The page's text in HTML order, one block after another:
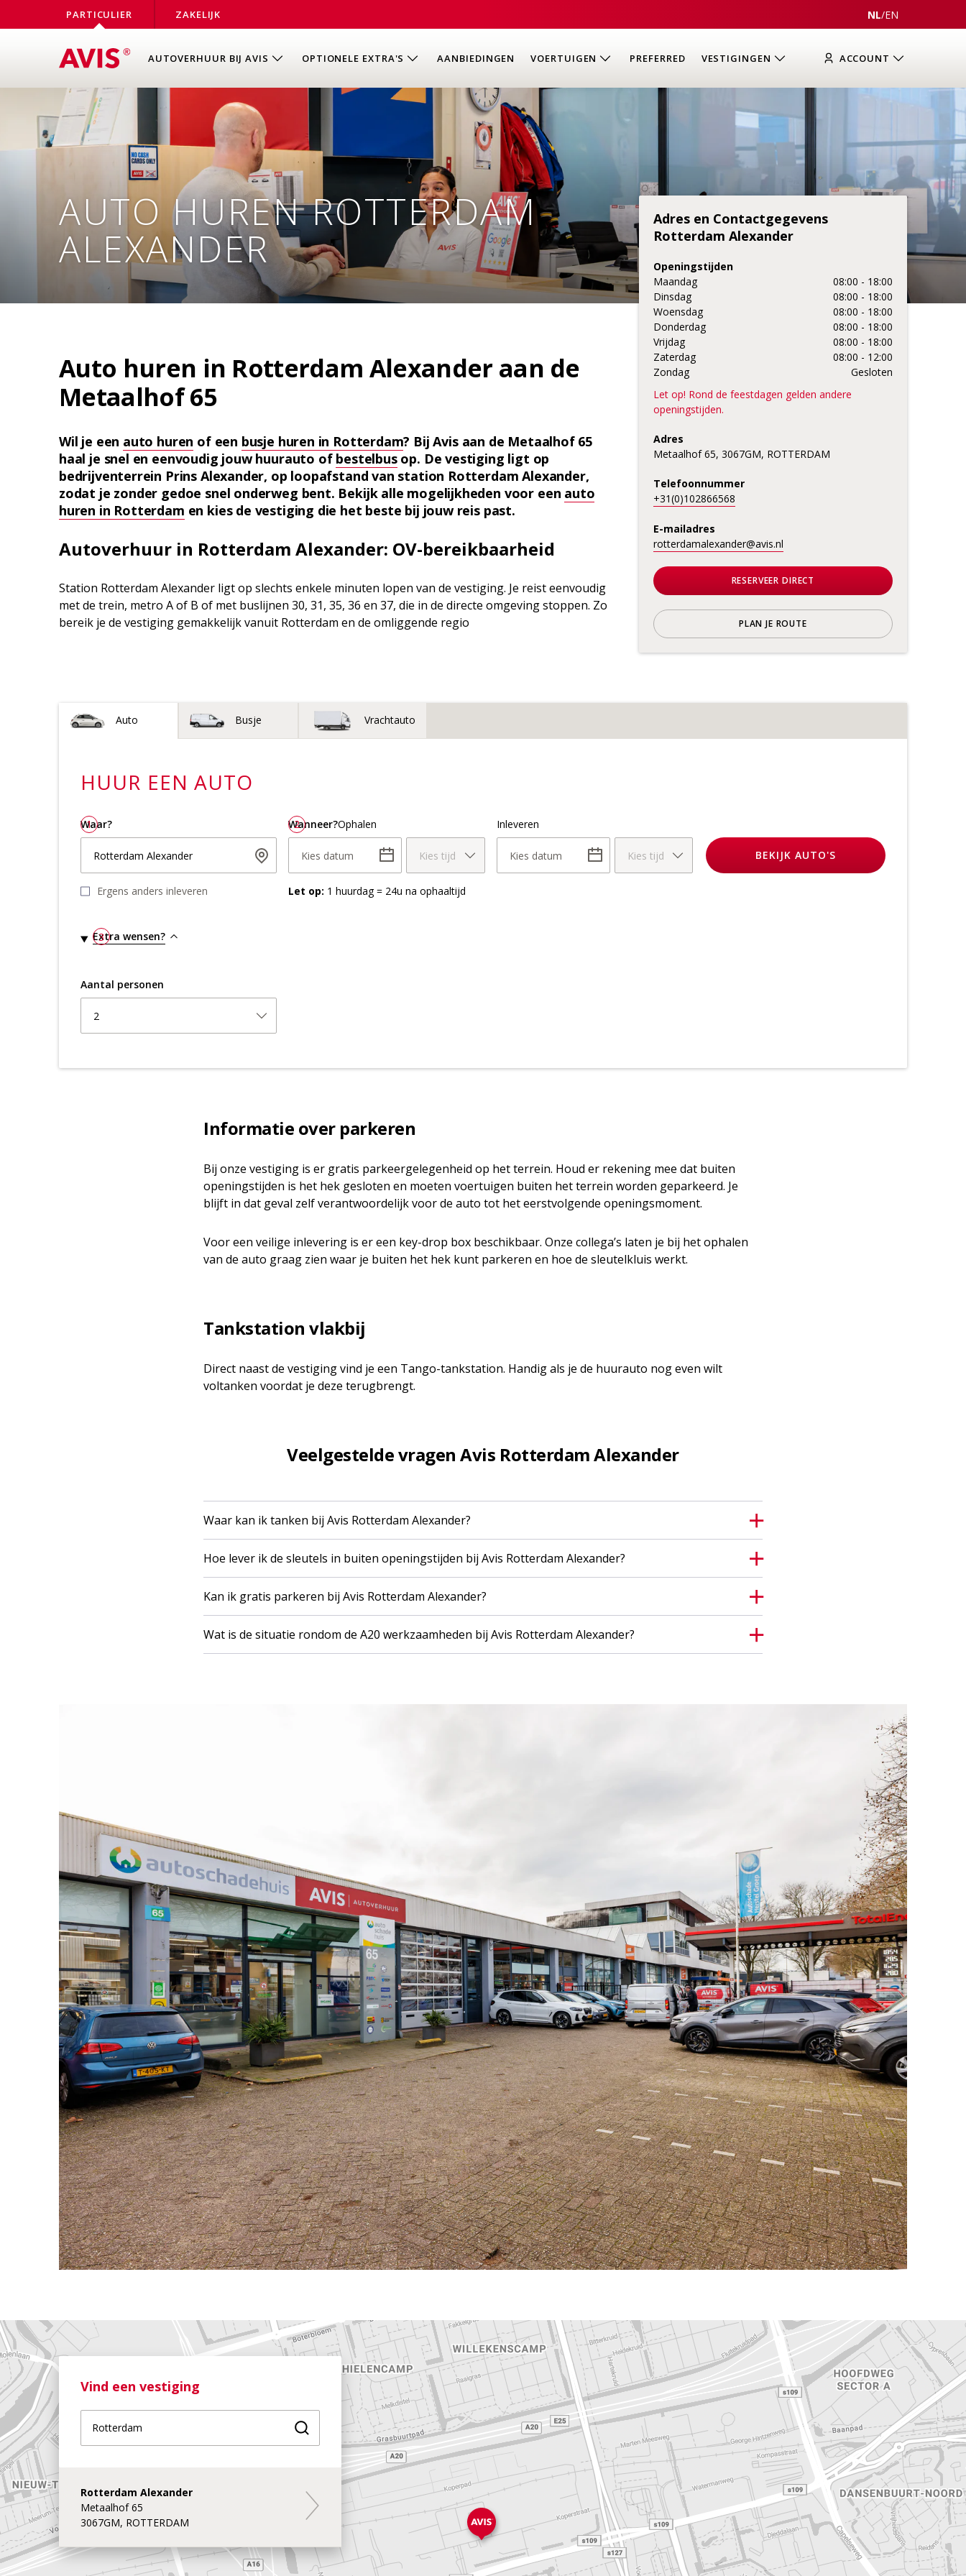
PARTICULIER ZAKELIJK NL/EN
AUTOVERHUUR BIJ AVIS OPTIONELE EXTRA'S AANBIEDINGEN VOERTUIGEN PREFERRED VESTIGINGEN ACCOUNT
AUTO HUREN ROTTERDAM
ALEXANDER
Auto huren in Rotterdam Alexander aan de
Metaalhof 65
Wil je een auto huren of een busje huren in Rotterdam? Bij Avis aan de Metaalhof 65
haal je snel en eenvoudig jouw huurauto of bestelbusop. De vestiging ligt op
bedrijventerrein Prins Alexander, op loopafstand van station Rotterdam Alexander,
zodat je zonder gedoe snel onderweg bent. Bekijk alle mogelijkheden voor een auto
huren in Rotterdam en kies de vestiging die het beste bij jouw reis past.
Autoverhuur in Rotterdam Alexander: OV-bereikbaarheid
Station Rotterdam Alexander ligt op slechts enkele minuten lopen van de vestiging. Je reist eenvoudig
met de trein, metro A of B of met buslijnen 30, 31, 35, 36 en 37, die in de directe omgeving stoppen. Zo
bereik je de vestiging gemakkelijk vanuit Rotterdam en de omliggende regio
Adres en Contactgegevens
Rotterdam Alexander
Openingstijden
Maandag
08:00 - 18:00
Dinsdag
08:00 - 18:00
Woensdag
08:00 - 18:00
Donderdag
08:00 - 18:00
Vrijdag
08:00 - 18:00
Zaterdag
08:00 - 12:00
Zondag
Gesloten
Let op! Rond de feestdagen gelden andere
openingstijden.
Adres
Metaalhof 65, 3067GM, ROTTERDAM
Telefoonnummer
+31(0)102866568
E-mailadres
rotterdamalexander@avis.nl
RESERVEER DIRECT
PLAN JE ROUTE
Voertuigtype
Auto Busje Vrachtauto
HUUR EENAUTO
1
Waar?
Rotterdam Alexander
Ergens anders inleveren
2
Wanneer?Ophalen
Kies datum Kies tijd
Let op: 1 huurdag = 24u na ophaaltijd
Inleveren
Kies datum Kies tijd
3
Extra wensen?
Aantal personen
2
BEKIJK AUTO'S
Informatie over parkeren
Bij onze vestiging is er gratis parkeergelegenheid op het terrein. Houd er rekening mee dat buiten
openingstijden is het hek gesloten en moeten voertuigen buiten het terrein worden geparkeerd. Je
blijft in dat geval zelf verantwoordelijk voor de auto tot het eerstvolgende openingsmoment.
Voor een veilige inlevering is er een key-drop box beschikbaar. Onze collega’s laten je bij het ophalen
van de auto graag zien waar je buiten het hek kunt parkeren en hoe de sleutelkluis werkt.
Tankstation vlakbij
Direct naast de vestiging vind je een Tango-tankstation. Handig als je de huurauto nog even wilt
voltanken voordat je deze terugbrengt.
Veelgestelde vragen Avis Rotterdam Alexander
Waar kan ik tanken bij Avis Rotterdam Alexander?
Hoe lever ik de sleutels in buiten openingstijden bij Avis Rotterdam Alexander?
Kan ik gratis parkeren bij Avis Rotterdam Alexander?
Wat is de situatie rondom de A20 werkzaamheden bij Avis Rotterdam Alexander?
Vind een vestiging
Vind een vestiging
Rotterdam Alexander
Metaalhof 65
3067GM, ROTTERDAM
Rotterdam Alexander